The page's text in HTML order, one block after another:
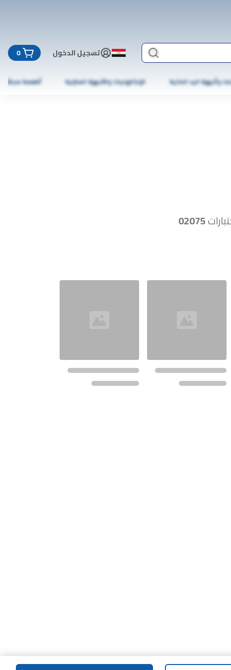
تسجيل الدخول 0
وأجهزة اليد الذكية الإلكترونيات والأجهزة المنزلية أطعمة مجمّدة
02075